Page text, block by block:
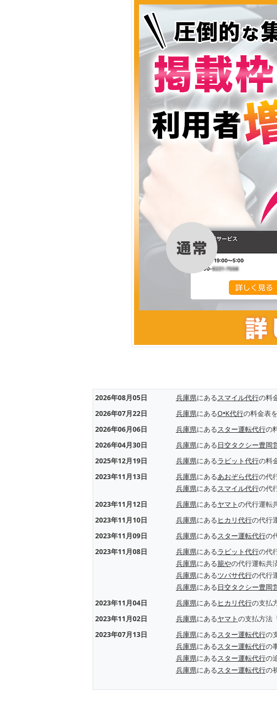
2026年08月05日 兵庫県にあるスマイル代行の料
2026年07月22日
兵庫県にあるO•K代行の料金表
2026年06月06日
兵庫県にあるスター運転代行の
2026年04月30日
兵庫県にある 日交タクシー豊岡
2025年12月19日
兵庫県にあるラビット代行の料
2023年11月13日
兵庫県にあるあおぞら代行の代
兵庫県にあるスマイル代行の代
2023年11月12日
兵庫県にあるヤマトの代行運転
2023年11月10日
兵庫県にある ヒカリ代行の代行
2023年11月09日
兵庫県にあるスター運転代行の
2023年11月08日
兵庫県にあるラビット代行の代
兵庫県にある籠やの代行運転共
兵庫県にあるツバサ代行の代行
兵庫県にある 日交タクシー豊岡
2023年11月04日
兵庫県にある ヒカリ代行の支払
2023年11月02日
兵庫県にあるヤマトの支払方法
2023年07月13日
兵庫県にあるスター運転代行の
兵庫県にあるスター運転代行の
兵庫県にあるスター運転代行の
兵庫県にあるスター運転代行の